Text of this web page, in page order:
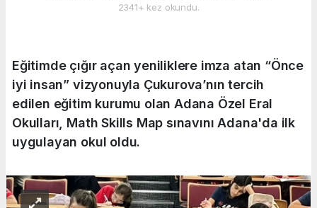
2341+ kez okundu.
Eğitimde çığır açan yeniliklere imza atan “Önce
iyi insan” vizyonuyla Çukurova’nın tercih
edilen eğitim kurumu olan Adana Özel Eral
Okulları, Math Skills Map sınavını Adana'da ilk
uygulayan okul oldu.